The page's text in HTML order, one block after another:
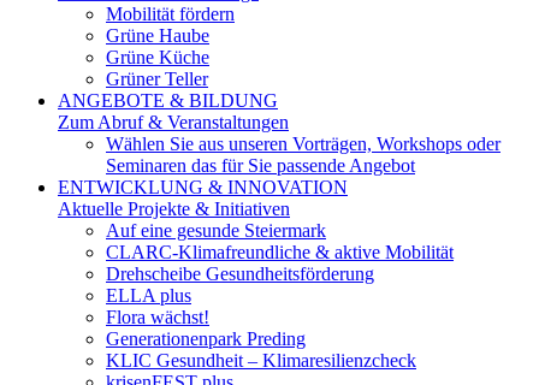
Mobilität fördern
Grüne Haube
Grüne Küche
Grüner Teller
ANGEBOTE & BILDUNG
Zum Abruf & Veranstaltungen
Wählen Sie aus unseren Vorträgen, Workshops oder
Seminaren das für Sie passende Angebot
ENTWICKLUNG & INNOVATION
Aktuelle Projekte & Initiativen
Auf eine gesunde Steiermark
CLARC-Klimafreundliche & aktive Mobilität
Drehscheibe Gesundheitsförderung
ELLA plus
Flora wächst!
Generationenpark Preding
KLIC Gesundheit – Klimaresilienzcheck